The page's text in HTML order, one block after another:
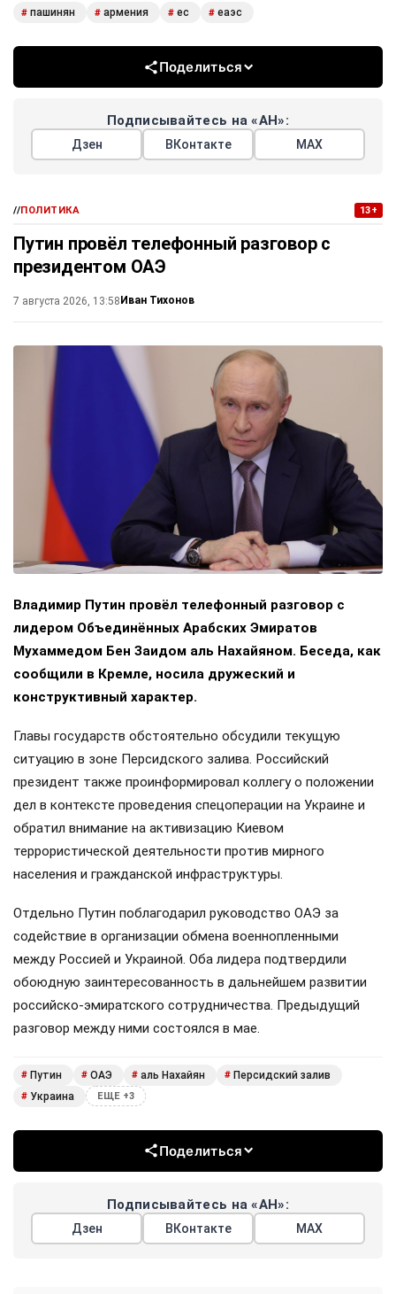
# пашинян # армения # ес # еаэс
Поделиться
Подписывайтесь на «АН»:
Дзен ВКонтакте МАХ
//ПОЛИТИКА 13+
Путин провёл телефонный разговор с
президентом ОАЭ
7 августа 2026, 13:58 Иван Тихонов
Владимир Путин провёл телефонный разговор с
лидером Объединённых Арабских Эмиратов
Мухаммедом Бен Заидом аль Нахайяном. Беседа, как
сообщили в Кремле, носила дружеский и
конструктивный характер.
Главы государств обстоятельно обсудили текущую
ситуацию в зоне Персидского залива. Российский
президент также проинформировал коллегу о положении
дел в контексте проведения спецоперации на Украине и
обратил внимание на активизацию Киевом
террористической деятельности против мирного
населения и гражданской инфраструктуры.
Отдельно Путин поблагодарил руководство ОАЭ за
содействие в организации обмена военнопленными
между Россией и Украиной. Оба лидера подтвердили
обоюдную заинтересованность в дальнейшем развитии
российско-эмиратского сотрудничества. Предыдущий
разговор между ними состоялся в мае.
# Путин # ОАЭ # аль Нахайян # Персидский залив
# Украина ЕЩЕ +3
Поделиться
Подписывайтесь на «АН»:
Дзен ВКонтакте МАХ